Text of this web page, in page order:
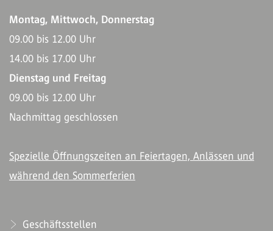
Montag, Mittwoch, Donnerstag
09.00 bis 12.00 Uhr
14.00 bis 17.00 Uhr
Dienstag und Freitag
09.00 bis 12.00 Uhr
Nachmittag geschlossen
Spezielle Öffnungszeiten an Feiertagen, Anlässen und
während den Sommerferien
Geschäftsstellen